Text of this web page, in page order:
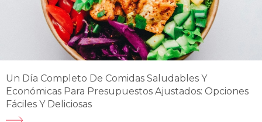
Un Día Completo De Comidas Saludables Y
Económicas Para Presupuestos Ajustados: Opciones
Fáciles Y Deliciosas